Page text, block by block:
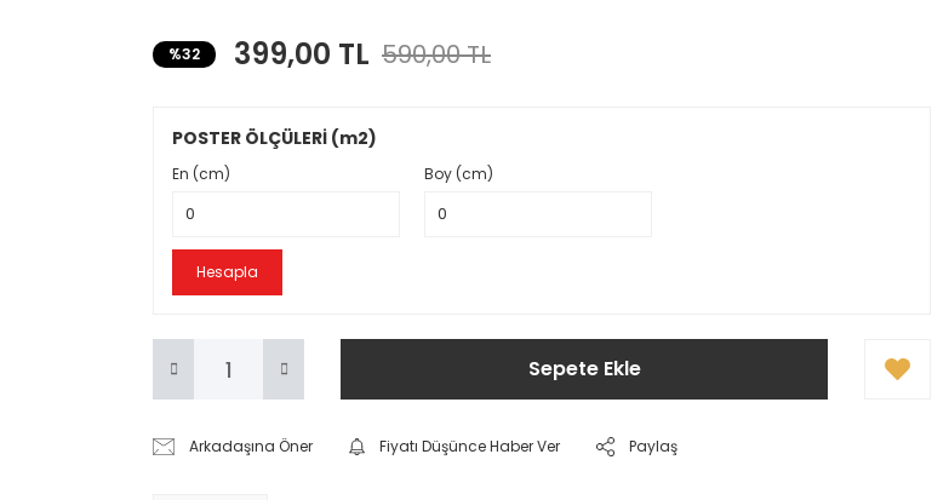
%32 399,00 TL 590,00 TL
POSTER ÖLÇÜLERİ (m2)
En (cm) Boy (cm)
Hesapla
Sepete Ekle
Arkadaşına Öner Fiyatı Düşünce Haber Ver Paylaş